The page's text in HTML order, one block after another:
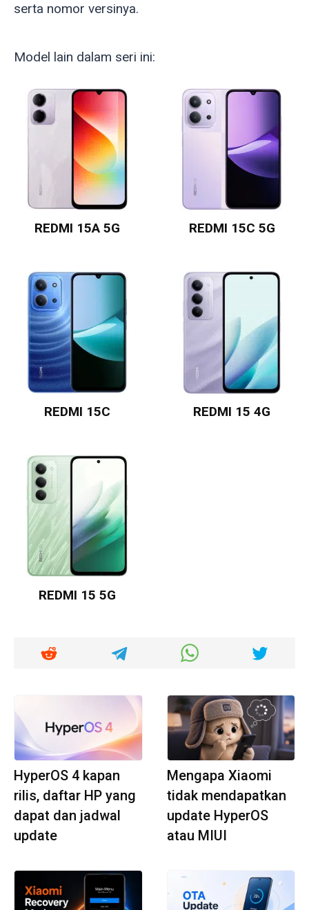
serta nomor versinya.
Model lain dalam seri ini:
REDMI 15A 5G REDMI 15C 5G
REDMI 15C REDMI 15 4G
REDMI 15 5G
HyperOS 4 kapan
rilis, daftar HP yang
dapat dan jadwal
update
Mengapa Xiaomi
tidak mendapatkan
update HyperOS
atau MIUI